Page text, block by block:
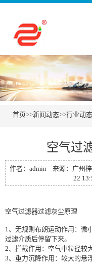
首页>>新闻动态>>行业动态
空气过
作者：admin 来源：广州
22
空气过滤器过滤灰尘原理
1、无规则布朗运动作用：微
过滤介质后停留下来。
2、拦截作用：空气中粒径较
3、重力沉降作用：较大的悬